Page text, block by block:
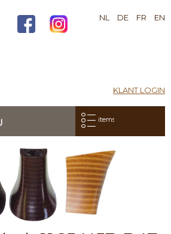
KLANT LOGIN
NL DE FR EN
Mijn bestelling:
items
Skip
to
the
end
of
the
images